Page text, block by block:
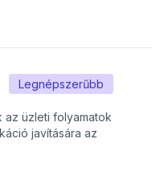
Legnépszerűbb
üzleti folyamatok
javítására az